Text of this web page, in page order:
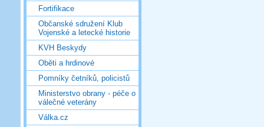
Fortifikace
Občanské sdružení Klub
Vojenské a letecké historie
KVH Beskydy
Oběti a hrdinové
Pomníky četníků, policistů
Ministerstvo obrany - péče o
válečné veterány
Válka.cz